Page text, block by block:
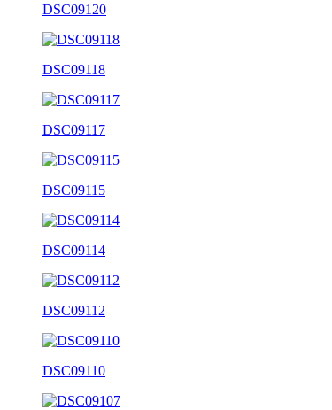
DSC09120
DSC09118
DSC09117
DSC09115
DSC09114
DSC09112
DSC09110